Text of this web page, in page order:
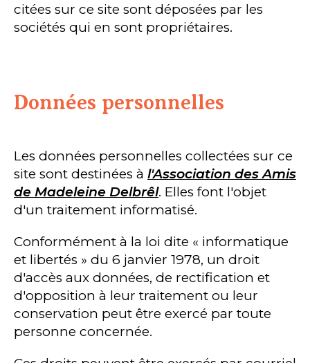
citées sur ce site sont déposées par les
sociétés qui en sont propriétaires.
Données personnelles
Les données personnelles collectées sur ce
site sont destinées à l'Association des Amis
de Madeleine Delbrêl. Elles font l'objet
d'un traitement informatisé.
Conformément à la loi dite « informatique
et libertés » du 6 janvier 1978, un droit
d'accès aux données, de rectification et
d'opposition à leur traitement ou leur
conservation peut être exercé par toute
personne concernée.